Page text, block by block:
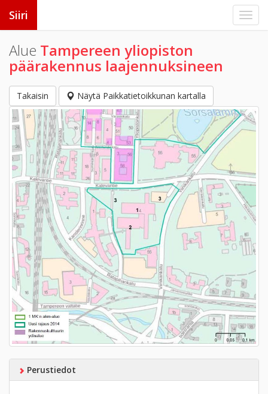
Siiri
Alue Tampereen yliopiston
päärakennus laajennuksineen
Takaisin Näytä Paikkatietoikkunan kartalla
Perustiedot